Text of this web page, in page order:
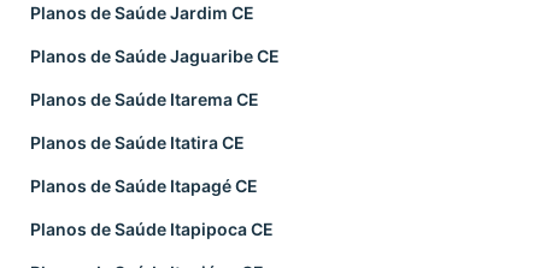
Planos de Saúde Jardim CE
Planos de Saúde Jaguaribe CE
Planos de Saúde Itarema CE
Planos de Saúde Itatira CE
Planos de Saúde Itapagé CE
Planos de Saúde Itapipoca CE